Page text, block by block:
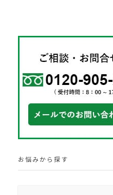
お悩みから探す